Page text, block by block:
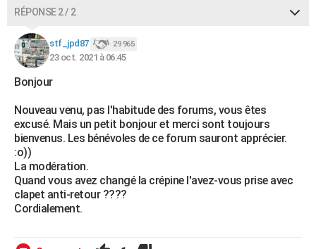
RÉPONSE 2 / 2
stf_jpd87 29 965
23 oct. 2021 à 06:45
Bonjour
Nouveau venu, pas l'habitude des forums, vous êtes
excusé. Mais un petit bonjour et merci sont toujours
bienvenus. Les bénévoles de ce forum sauront apprécier.
:o))
La modération.
Quand vous avez changé la crépine l'avez-vous prise avec
clapet anti-retour ????
Cordialement.